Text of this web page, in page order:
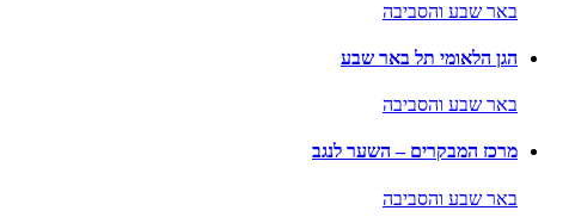
באר שבע והסביבה
הגן הלאומי תל באר שבע
באר שבע והסביבה
מרכז המבקרים – השער לנגב
באר שבע והסביבה